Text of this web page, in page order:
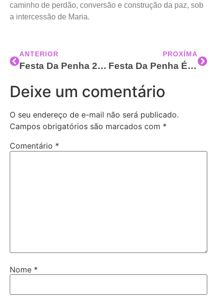
caminho de perdão, conversão e construção da paz, sob
a intercessão de Maria.
ANTERIOR
Festa Da Penha 2026: Hino À Nossa Senhora Da Penha Completa 68 Anos; Aprenda A Letra E Se Prepare Para As Romarias
PROXÍMA
Festa Da Penha É Reconhecida Como Manifestação Cultural Nacional
Deixe um comentário
O seu endereço de e-mail não será publicado.
Campos obrigatórios são marcados com *
Comentário *
Nome *